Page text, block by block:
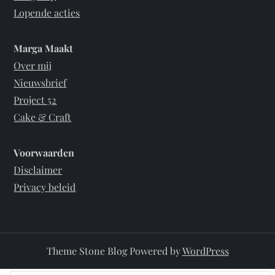
n
p
a
g
i
n
e
Lopende acties
Marga Maakt
Over mij
Nieuwsbrief
Project 52
Cake & Craft
Voorwaarden
Disclaimer
Privacy beleid
Theme Stone Blog Powered byWordPress